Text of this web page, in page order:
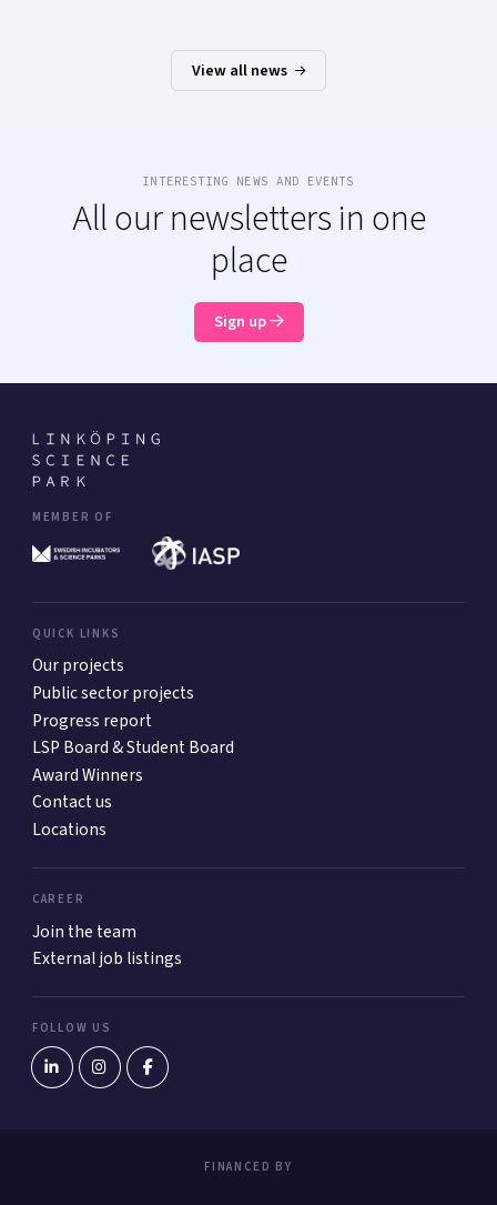
View all news
INTERESTING NEWS AND EVENTS
All our newsletters in one
place
Sign up
MEMBER OF
QUICK LINKS
Our projects
Public sector projects
Progress report
LSP Board & Student Board
Award Winners
Contact us
Locations
CAREER
Join the team
External job listings
FOLLOW US
FINANCED BY